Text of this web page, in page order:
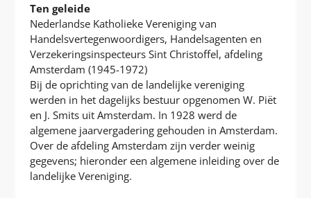
Ten geleide
Nederlandse Katholieke Vereniging van
Handelsvertegenwoordigers, Handelsagenten en
Verzekeringsinspecteurs Sint Christoffel, afdeling
Amsterdam (1945-1972)
Bij de oprichting van de landelijke vereniging
werden in het dagelijks bestuur opgenomen W. Piët
en J. Smits uit Amsterdam. In 1928 werd de
algemene jaarvergadering gehouden in Amsterdam.
Over de afdeling Amsterdam zijn verder weinig
gegevens; hieronder een algemene inleiding over de
landelijke Vereniging.